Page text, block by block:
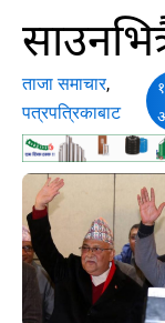
ताजा समाचार,
पत्रपत्रिकाबाट